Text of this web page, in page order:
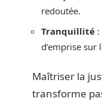
redoutée.
Tranquillité
d’emprise sur
Maîtriser la
transforme